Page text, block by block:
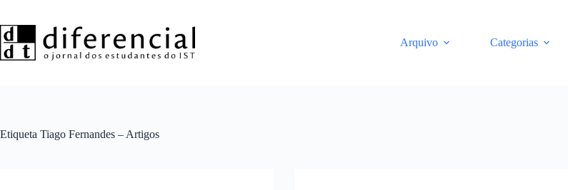
o
conteúdo
Arquivo Categorias
Etiqueta Tiago Fernandes – Artigos